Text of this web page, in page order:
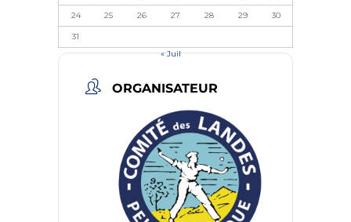
24 25 26 27 28 29 30
31
« Juil
ORGANISATEUR